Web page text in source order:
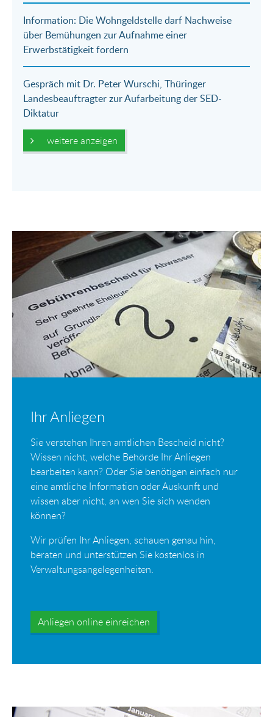
Information: Die Wohngeldstelle darf Nachweise
über Bemühungen zur Aufnahme einer
Erwerbstätigkeit fordern
Gespräch mit Dr. Peter Wurschi, Thüringer
Landesbeauftragter zur Aufarbeitung der SED-
Diktatur
weitere anzeigen
Ihr Anliegen
Sie verstehen Ihren amtlichen Bescheid nicht?
Wissen nicht, welche Behörde Ihr Anliegen
bearbeiten kann? Oder Sie benötigen einfach nur
eine amtliche Information oder Auskunft und
wissen aber nicht, an wen Sie sich wenden
können?
Wir prüfen Ihr Anliegen, schauen genau hin,
beraten und unterstützen Sie kostenlos in
Verwaltungsangelegenheiten.
Anliegen online einreichen